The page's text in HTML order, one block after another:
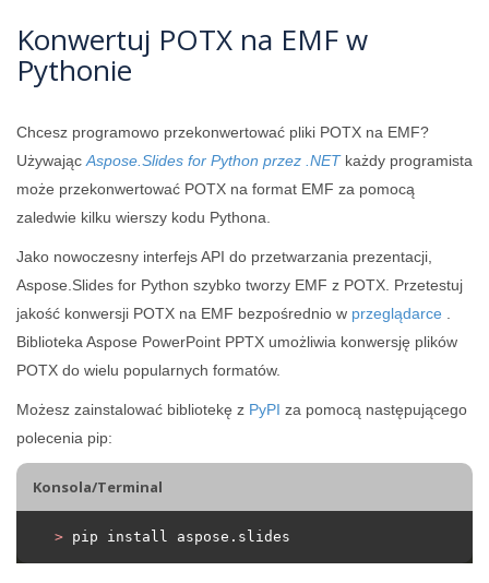
Konwertuj POTX na EMF w
Pythonie
Chcesz programowo przekonwertować pliki POTX na EMF?
Używając Aspose.Slides for Python przez .NETkażdy programista
może przekonwertować POTX na format EMF za pomocą
zaledwie kilku wierszy kodu Pythona.
Jako nowoczesny interfejs API do przetwarzania prezentacji,
Aspose.Slides for Python szybko tworzy EMF z POTX. Przetestuj
jakość konwersji POTX na EMF bezpośrednio w przeglądarce
Biblioteka Aspose PowerPoint PPTX umożliwia konwersję plików
POTX do wielu popularnych formatów.
Możesz zainstalować bibliotekę z PyPI za pomocą następującego
polecenia pip:
Konsola/Terminal
> pip install aspose.slides